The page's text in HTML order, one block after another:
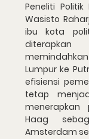
Peneliti
Wasisto
ibu kota
diterapkan
Lumpur ke
efisiensi
tetap
Haag
Amsterdam